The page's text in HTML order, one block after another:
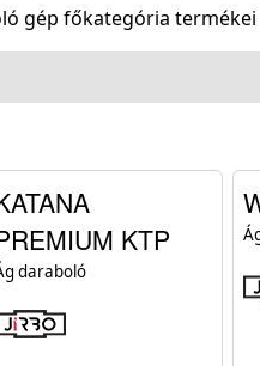
gép főkategória termékei
KTP
daraboló